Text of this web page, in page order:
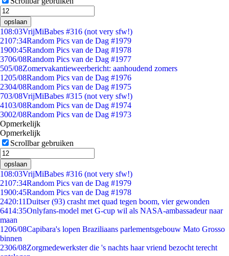
opslaan
108:03VrijMiBabes #316 (not very sfw!)
2107:34Random Pics van de Dag #1979
1900:45Random Pics van de Dag #1978
3706/08Random Pics van de Dag #1977
505/08Zomervakantieweerbericht: aanhoudend zomers
1205/08Random Pics van de Dag #1976
2304/08Random Pics van de Dag #1975
703/08VrijMiBabes #315 (not very sfw!)
4103/08Random Pics van de Dag #1974
3002/08Random Pics van de Dag #1973
Opmerkelijk
Opmerkelijk
Scrollbar gebruiken
opslaan
108:03VrijMiBabes #316 (not very sfw!)
2107:34Random Pics van de Dag #1979
1900:45Random Pics van de Dag #1978
2420:11Duitser (93) crasht met quad tegen boom, vier gewonden
6414:35Onlyfans-model met G-cup wil als NASA-ambassadeur naar
maan
1206/08Capibara's lopen Braziliaans parlementsgebouw Mato Grosso
binnen
2306/08Zorgmedewerkster die 's nachts haar vriend bezocht terecht